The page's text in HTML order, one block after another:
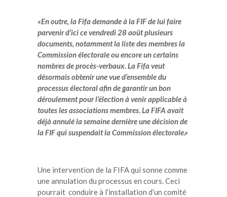
«En outre, la Fifa demande à la FIF de lui faire
parvenir d’ici ce vendredi 28 août plusieurs
documents, notamment la liste des membres la
Commission électorale ou encore un certains
nombres de procès-verbaux. La Fifa veut
désormais obtenir une vue d’ensemble du
processus électoral afin de garantir un bon
déroulement pour l’élection à venir applicable à
toutes les associations membres. La FIFA avait
déjà annulé la semaine dernière une décision de
la FIF qui suspendait la Commission électorale.»
Une intervention de la FIFA qui sonne comme
une annulation du processus en cours. Ceci
pourrait conduire à l’installation d’un comité